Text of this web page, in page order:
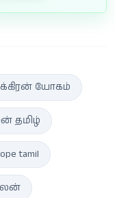
யோகம்
தமிழ்
tamil